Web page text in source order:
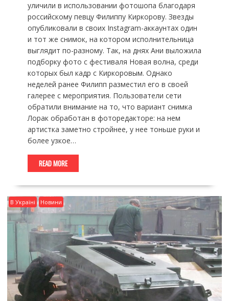
уличили в использовании фотошопа благодаря
российскому певцу Филиппу Киркорову. Звезды
опубликовали в своих Instagram-аккаунтах один
и тот же снимок, на котором исполнительница
выглядит по-разному. Так, на днях Ани выложила
подборку фото с фестиваля Новая волна, среди
которых был кадр с Киркоровым. Однако
неделей ранее Филипп разместил его в своей
галерее с мероприятия. Пользователи сети
обратили внимание на то, что вариант снимка
Лорак обработан в фоторедакторе: на нем
артистка заметно стройнее, у нее тоньше руки и
более узкое…
READ MORE
В Україні Новини